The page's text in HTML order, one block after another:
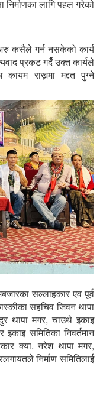
लागि पहल गरेको
कसैले गर्न नसकेको कार्य
प्रकट गर्दैै उक्त कार्यले
राख्नमा मद्दत पुग्ने
सल्लाहकार एव पूर्व
सहचिव जिवन थापा
थापा मगर, चाउथे इकाइ
समितिका निवर्तमान
क्या. नरेश थापा मगर,
निर्माण समितिलाई